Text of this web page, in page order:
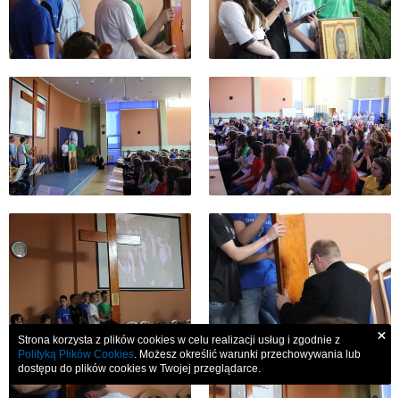
Strona korzysta z plików cookies w celu realizacji usług i zgodnie z
Polityką Plików Cookies. Możesz określić warunki przechowywania lub
dostępu do plików cookies w Twojej przeglądarce.
×